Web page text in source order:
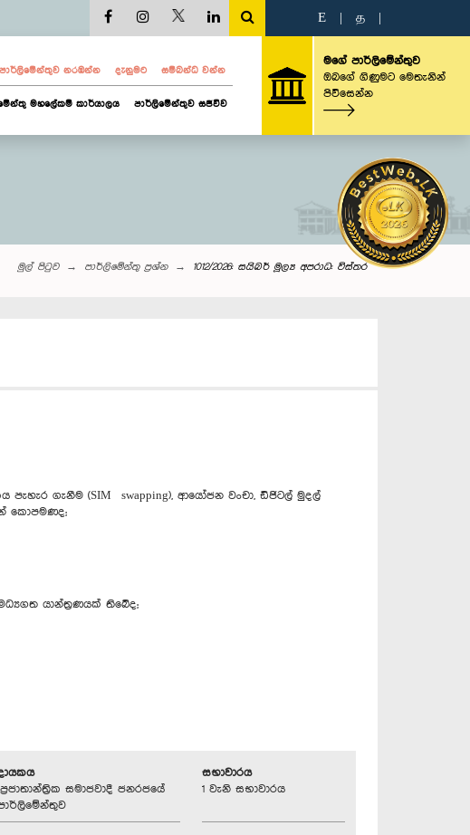
E த
පාර්ලි‌මේන්තුව නරඹන්න දැනුමට සම්බන්ධ වන්න
මහලේකම් කාර්යාලය පාර්ලිමේන්තුව සජීවීව
මගේ පාර්ලිමේන්තුව
ඔබගේ ගිණුමට මෙතැනින්
පිවිසෙන්න
මුල් පිටුව පාර්ලි‌මේන්තු‌ ප්‍රශ්න 1012/2026: සයිබර් මූල්‍ය අපරාධ: විස්තර
ගැනීම (SIM swapping), ආයෝජන වංචා, ඩිජිටල් මුදල්
කොපමණද;
යාන්ත්‍රණයක් තිබේද;
සමාජවාදී ජනරජයේ
සභාවාරය
1 වැනි සභාවාරය